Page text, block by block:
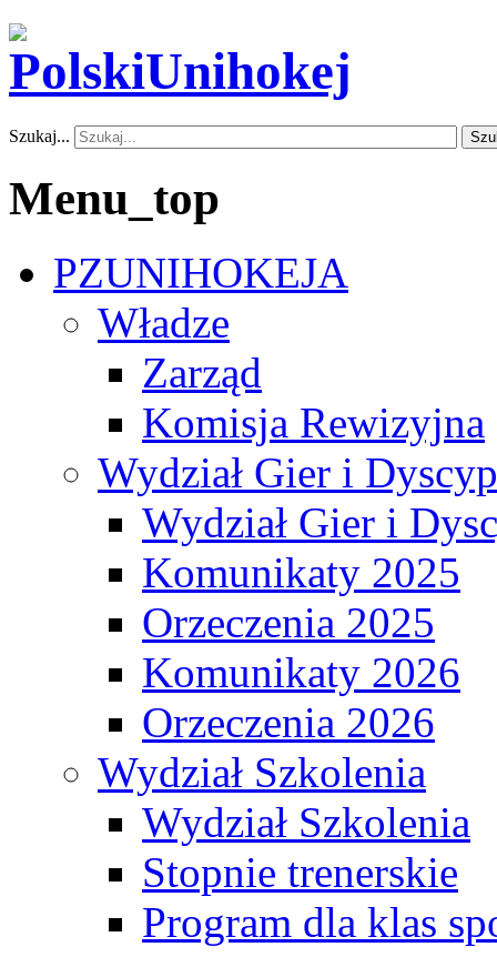
Szukaj...
Menu_top
PZUNIHOKEJA
Władze
Zarząd
Komisja Rewizyjna
Wydział Gier i
Wydział Gier i
Komunikaty 2025
Orzeczenia 2025
Komunikaty 2026
Orzeczenia 2026
Wydział Szkolenia
Wydział Szkolenia
Stopnie trenerskie
Program dla klas